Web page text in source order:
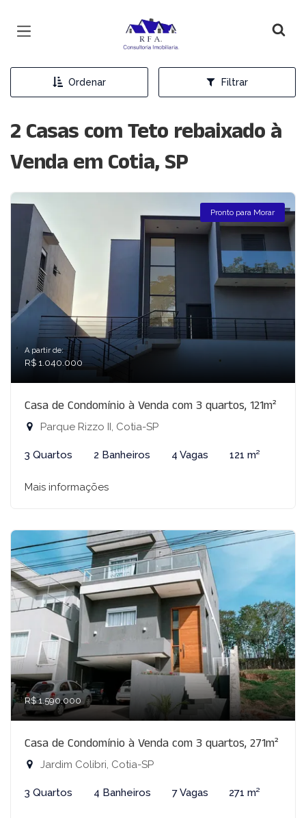
Página inicial
Ordenar Filtrar
2 Casas com Teto rebaixado à
Venda em Cotia, SP
Pronto para Morar
A partir de:
R$ 1.040.000
Casa de Condomínio à Venda com 3 quartos, 121m²
Parque Rizzo II, Cotia-SP
3 Quartos 2 Banheiros 4 Vagas 121 m²
Mais informações
R$ 1.590.000
Casa de Condomínio à Venda com 3 quartos, 271m²
Jardim Colibri, Cotia-SP
3 Quartos 4 Banheiros 7 Vagas 271 m²